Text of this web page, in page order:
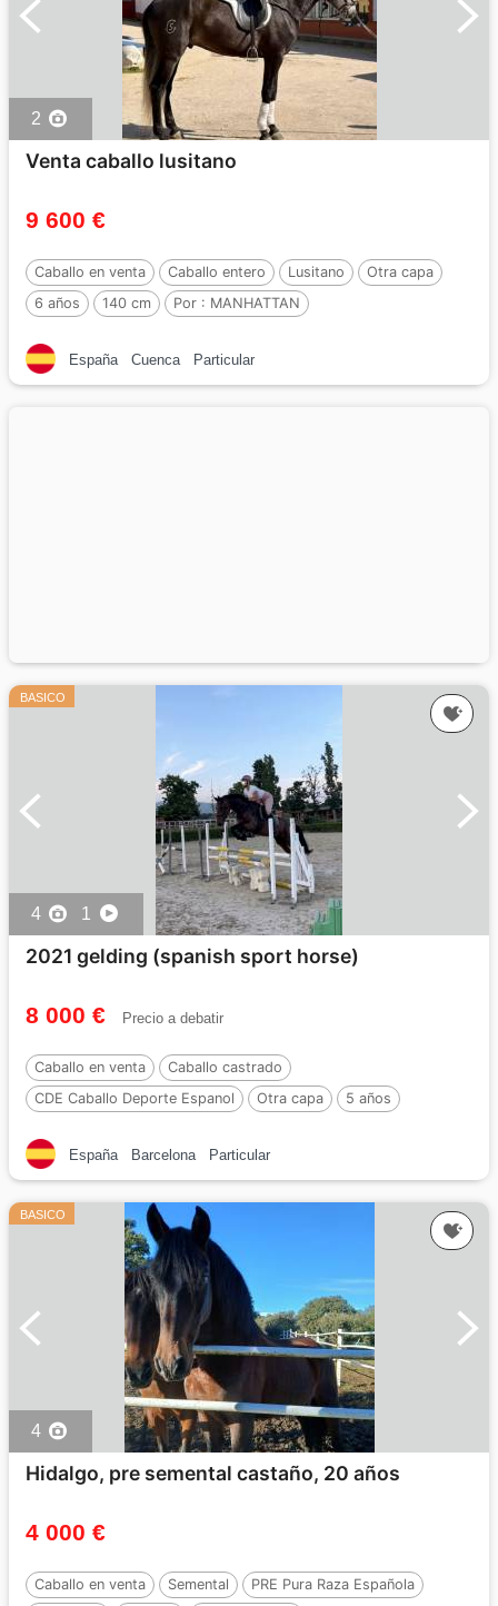
2
Venta caballo lusitano
9 600 €
Caballo en venta Caballo entero Lusitano
Otra capa
6 años
140 cm Por : MANHATTAN
España Cuenca Particular
BASICO
4 1
2021 gelding (spanish sport horse)
8 000 € Precio a debatir
Caballo en venta
Caballo castrado
CDE Caballo Deporte Espanol
Otra capa
5 años
España
Barcelona Particular
BASICO
4
Hidalgo, pre semental castaño, 20 años
4 000 €
Caballo en venta Semental
PRE Pura Raza Española